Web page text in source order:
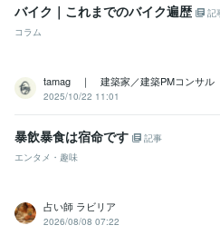
バイク｜これまでのバイク遍歴
記
コラム
tamag ｜ 建築家／建築PMコンサル
2025/10/22 11:01
暴飲暴食は宿命です
記事
エンタメ・趣味
占い師 ラビリア
2026/08/08 07:22